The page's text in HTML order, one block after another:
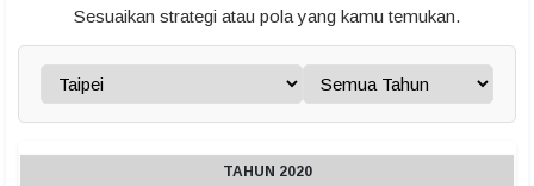
Sesuaikan strategi atau pola yang kamu temukan.
TAHUN 2020